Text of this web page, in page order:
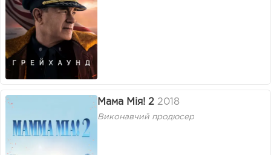
Мама Мія! 2 2018
Виконавчий продюсер